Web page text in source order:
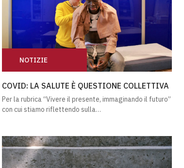
NOTIZIE
COVID: LA SALUTE È QUESTIONE COLLETTIVA
Per la rubrica “Vivere il presente, immaginando il futuro”
con cui stiamo riflettendo sulla…